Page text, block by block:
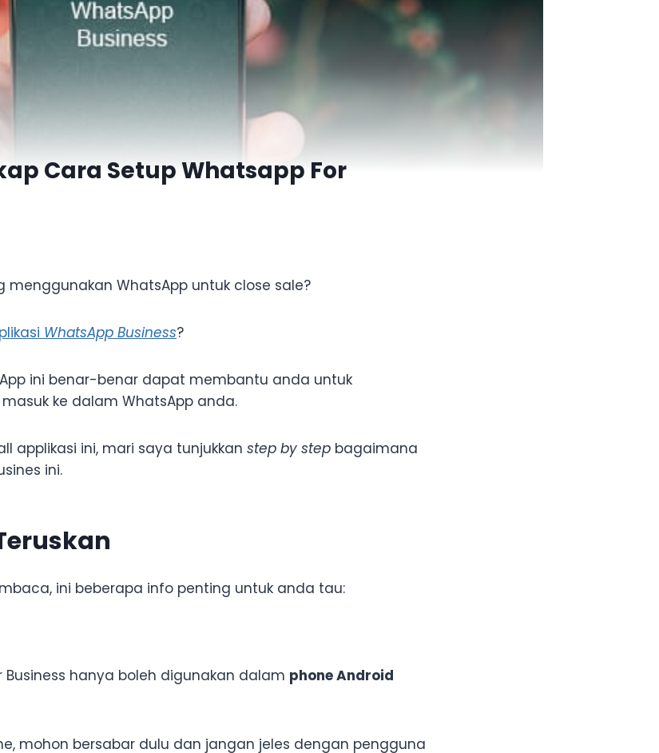
Cara Setup Whatsapp For
WhatsApp untuk close sale?
WhatsApp Business?
ini benar-benar dapat membantu anda untuk
ke dalam WhatsApp anda.
applikasi ini, mari saya tunjukkan step by step bagaimana
ini.
ini beberapa info penting untuk anda tau:
hanya boleh digunakan dalam phone Android
mohon bersabar dulu dan jangan jeles dengan pengguna